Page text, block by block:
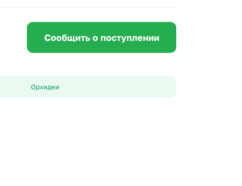
Черная пятница
Сообщить о поступлении
Орхидеи